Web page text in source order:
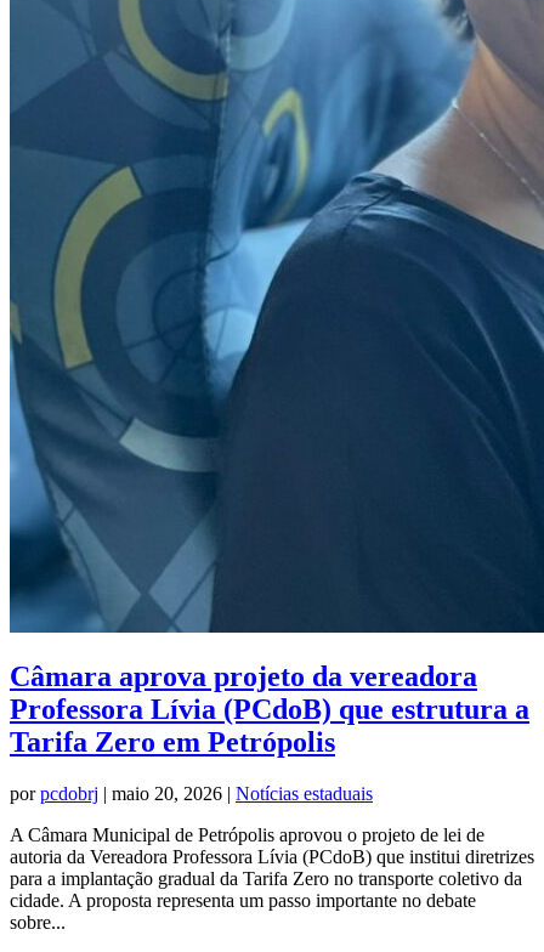
Câmara aprova projeto da vereadora
Professora Lívia (PCdoB) que estrutura a
Tarifa Zero em Petrópolis
porpcdobrj | maio 20, 2026 | Notícias estaduais
A Câmara Municipal de Petrópolis aprovou o projeto de lei de
autoria da Vereadora Professora Lívia (PCdoB) que institui diretrizes
para a implantação gradual da Tarifa Zero no transporte coletivo da
cidade. A proposta representa um passo importante no debate
sobre...